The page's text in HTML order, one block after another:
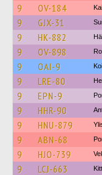
9 OV-184
9 GJX-31
9 HK-882
9 OV-898
9 OAI-9
9 LRE-80
9 EPN-9
9 HHR-90
9 HNU-879
9 ABN-68
9 HJO-739
9 LCJ-663